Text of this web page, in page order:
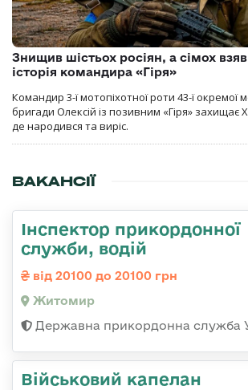
Знищив шістьох росіян, а сімох
історія командира «Гіря»
Командир 3-ї мотопіхотної роти 43-ї окремої
бригади Олексій із позивним «Гіря»
де народився та виріс.
ВАКАНСІЇ
Інспектор прикордонної
служби, водій
від 20100 до 20100 грн
Житомир
Державна прикордонна служба
Військовий капелан